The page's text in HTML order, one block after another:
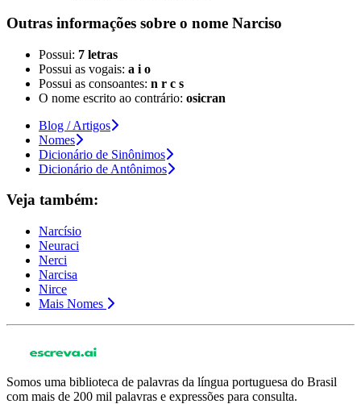
Outras informações sobre o nome Narciso
Possui: 7 letras
Possui as vogais: a i o
Possui as consoantes: n r c s
O nome escrito ao contrário: osicran
Blog / Artigos
Nomes
Dicionário de Sinônimos
Dicionário de Antônimos
Veja também:
Narcísio
Neuraci
Nerci
Narcisa
Nirce
Mais Nomes
Somos uma biblioteca de palavras da língua portuguesa do Brasil
com mais de 200 mil palavras e expressões para consulta.